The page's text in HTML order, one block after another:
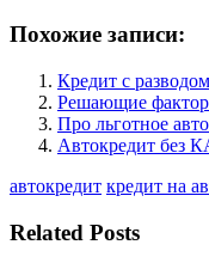
Похожие записи:
Кредит с разводом
Решающие
Про льготное
Автокредит без
автокредит кредит на
Related Posts